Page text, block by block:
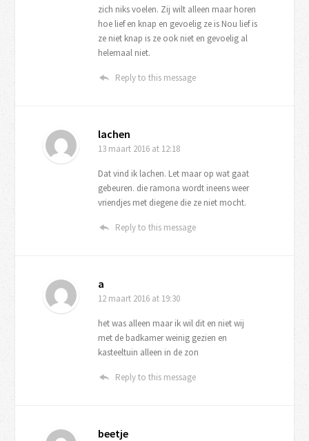
zich niks voelen. Zij wilt alleen maar horen
hoe lief en knap en gevoelig ze is Nou lief is
ze niet knap is ze ook niet en gevoelig al
helemaal niet.
Reply to this message
lachen
13 maart 2016 at 12:18
Dat vind ik lachen. Let maar op wat gaat
gebeuren. die ramona wordt ineens weer
vriendjes met diegene die ze niet mocht.
Reply to this message
a
12 maart 2016 at 19:30
het was alleen maar ik wil dit en niet wij
met de badkamer weinig gezien en
kasteeltuin alleen in de zon
Reply to this message
beetje